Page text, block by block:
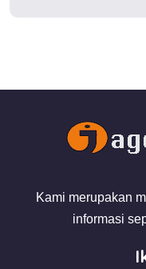
Kami merupakan
informasi